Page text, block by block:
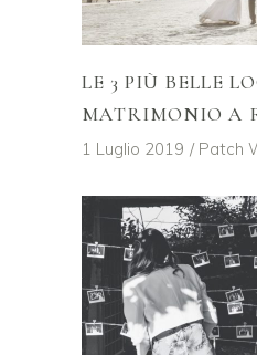
LE 3 PIÙ BELLE
MATRIMONIO A
1 Luglio 2019 Patch